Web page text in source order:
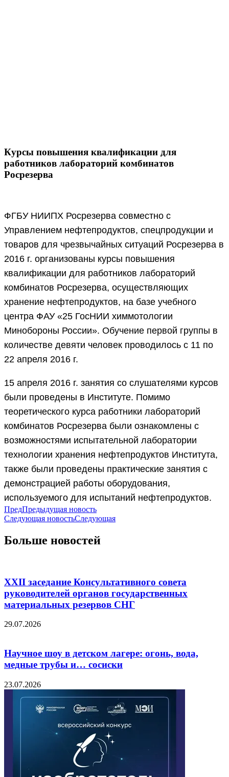
Курсы повышения квалификации для
работников лабораторий комбинатов
Росрезерва
ФГБУ НИИПХ Росрезерва совместно с
Управлением нефтепродуктов, спецпродукции и
товаров для чрезвычайных ситуаций Росрезерва в
2016 г. организованы курсы повышения
квалификации для работников лабораторий
комбинатов Росрезерва, осуществляющих
хранение нефтепродуктов, на базе учебного
центра ФАУ «25 ГосНИИ химмотологии
Минобороны России». Обучение первой группы в
количестве девяти человек проводилось с 11 по
22 апреля 2016 г.
15 апреля 2016 г. занятия со слушателями курсов
были проведены в Институте. Помимо
теоретического курса работники лабораторий
комбинатов Росрезерва были ознакомлены с
возможностями испытательной лаборатории
технологии хранения нефтепродуктов Института,
также были проведены практические занятия с
демонстрацией работы оборудования,
используемого для испытаний нефтепродуктов.
ПредПредыдущая новость
Следующая новостьСледующая
Больше новостей
XXII заседание Консультативного совета
руководителей органов государственных
материальных резервов СНГ
29.07.2026
Научное шоу в детском лагере: огонь, вода,
медные трубы и… сосиски
23.07.2026